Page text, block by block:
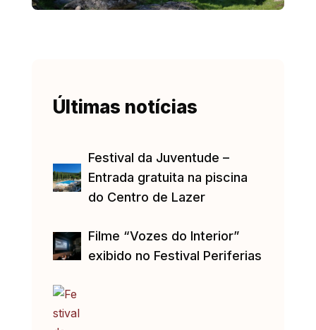
Últimas notícias
Festival da Juventude –
Entrada gratuita na piscina
do Centro de Lazer
Filme “Vozes do Interior”
exibido no Festival Periferias